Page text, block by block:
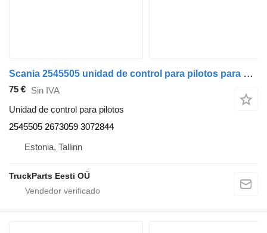
Scania 2545505 unidad de control para pilotos para Scania L,P,G,R,S-series (2016-) cabeza tractora
75 € Sin IVA
Unidad de control para pilotos
2545505 2673059 3072844
Estonia, Tallinn
TruckParts Eesti OÜ